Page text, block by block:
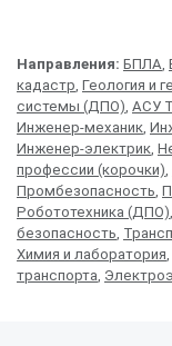
Направления: БПЛА,
кадастр, Геология и
системы (ДПО), АСУ
Инженер-механик,
Инженер-электрик,
профессии (корочки),
Промбезопасность,
Робототехника (ДПО),
безопасность,
Химия и лаборатория,
транспорта,